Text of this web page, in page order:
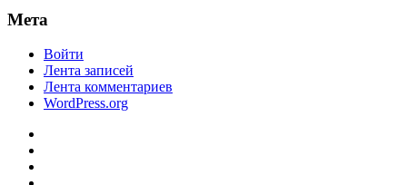
Мета
Войти
Лента записей
Лента комментариев
WordPress.org